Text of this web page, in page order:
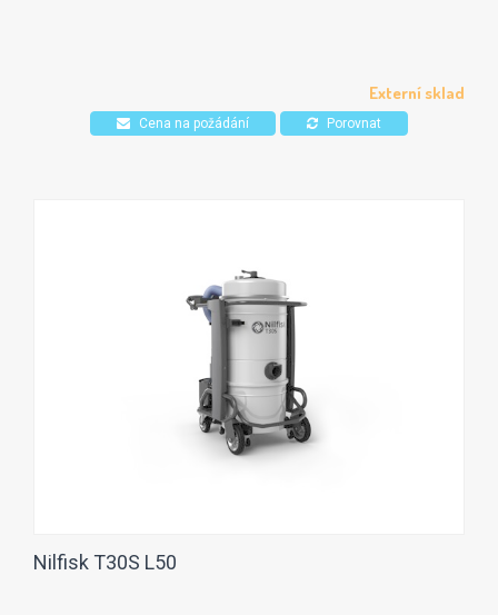
Externí sklad
Cena na požádání Porovnat
Nilfisk T30S L50